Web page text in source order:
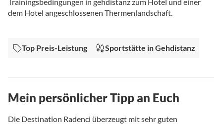
Bildgalerie
dem Hotel angeschlossenen Thermenlandschaft.
Top Preis-Leistung Sportstätte in Gehdistanz
Mein persönlicher Tipp an Euch
Die Destination Radenci überzeugt mit sehr guten